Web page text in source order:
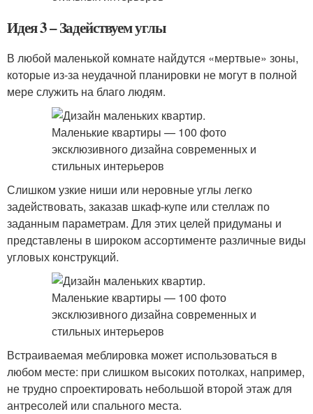
Идея 3 – Задействуем углы
В любой маленькой комнате найдутся «мертвые» зоны,
которые из-за неудачной планировки не могут в полной
мере служить на благо людям.
Слишком узкие ниши или неровные углы легко
задействовать, заказав шкаф-купе или стеллаж по
заданным параметрам. Для этих целей придуманы и
представлены в широком ассортименте различные виды
угловых конструкций.
Встраиваемая меблировка может использоваться в
любом месте: при слишком высоких потолках, например,
не трудно спроектировать небольшой второй этаж для
антресолей или спального места.